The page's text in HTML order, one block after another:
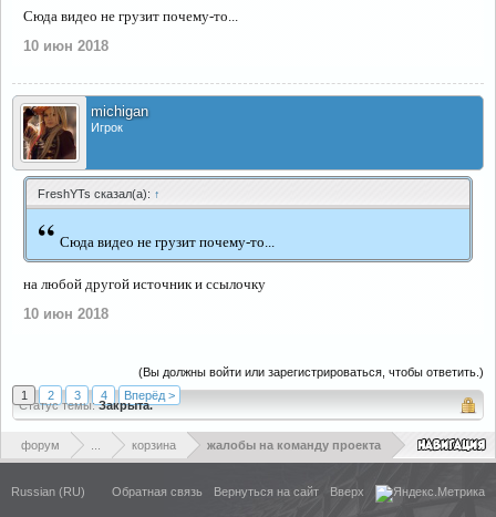
Сюда видео не грузит почему-то...
10 июн 2018
michigan
Игрок
FreshYTs сказал(а): ↑
“ Сюда видео не грузит почему-то...
на любой другой источник и ссылочку
10 июн 2018
(Вы должны войти или зарегистрироваться, чтобы ответить.)
1
2 3 4 Вперёд >
Статус темы: Закрыта.
форум корзина жалобы на команду проекта
Russian (RU) Обратная связь Вернуться на сайт Вверх